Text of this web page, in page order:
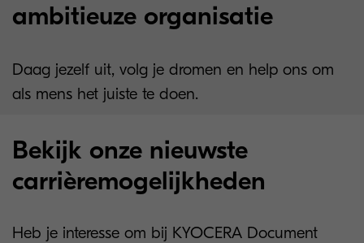
ambitieuze organisatie
Daag jezelf uit, volg je dromen en help ons om
als mens het juiste te doen.
Bekijk onze nieuwste
carrièremogelijkheden
Heb je interesse om bij KYOCERA Document